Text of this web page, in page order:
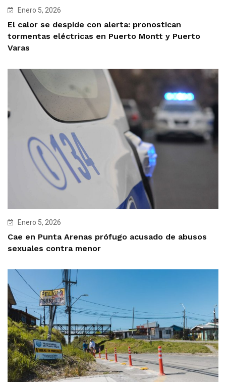
Enero 5, 2026
El calor se despide con alerta: pronostican
tormentas eléctricas en Puerto Montt y Puerto
Varas
Enero 5, 2026
Cae en Punta Arenas prófugo acusado de abusos
sexuales contra menor